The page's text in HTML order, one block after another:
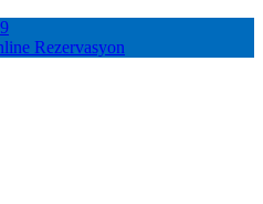
Rezervasyon